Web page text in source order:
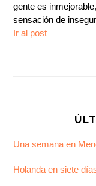
gente es
sensación de
Ir al post
Una semana en
Holanda en siete